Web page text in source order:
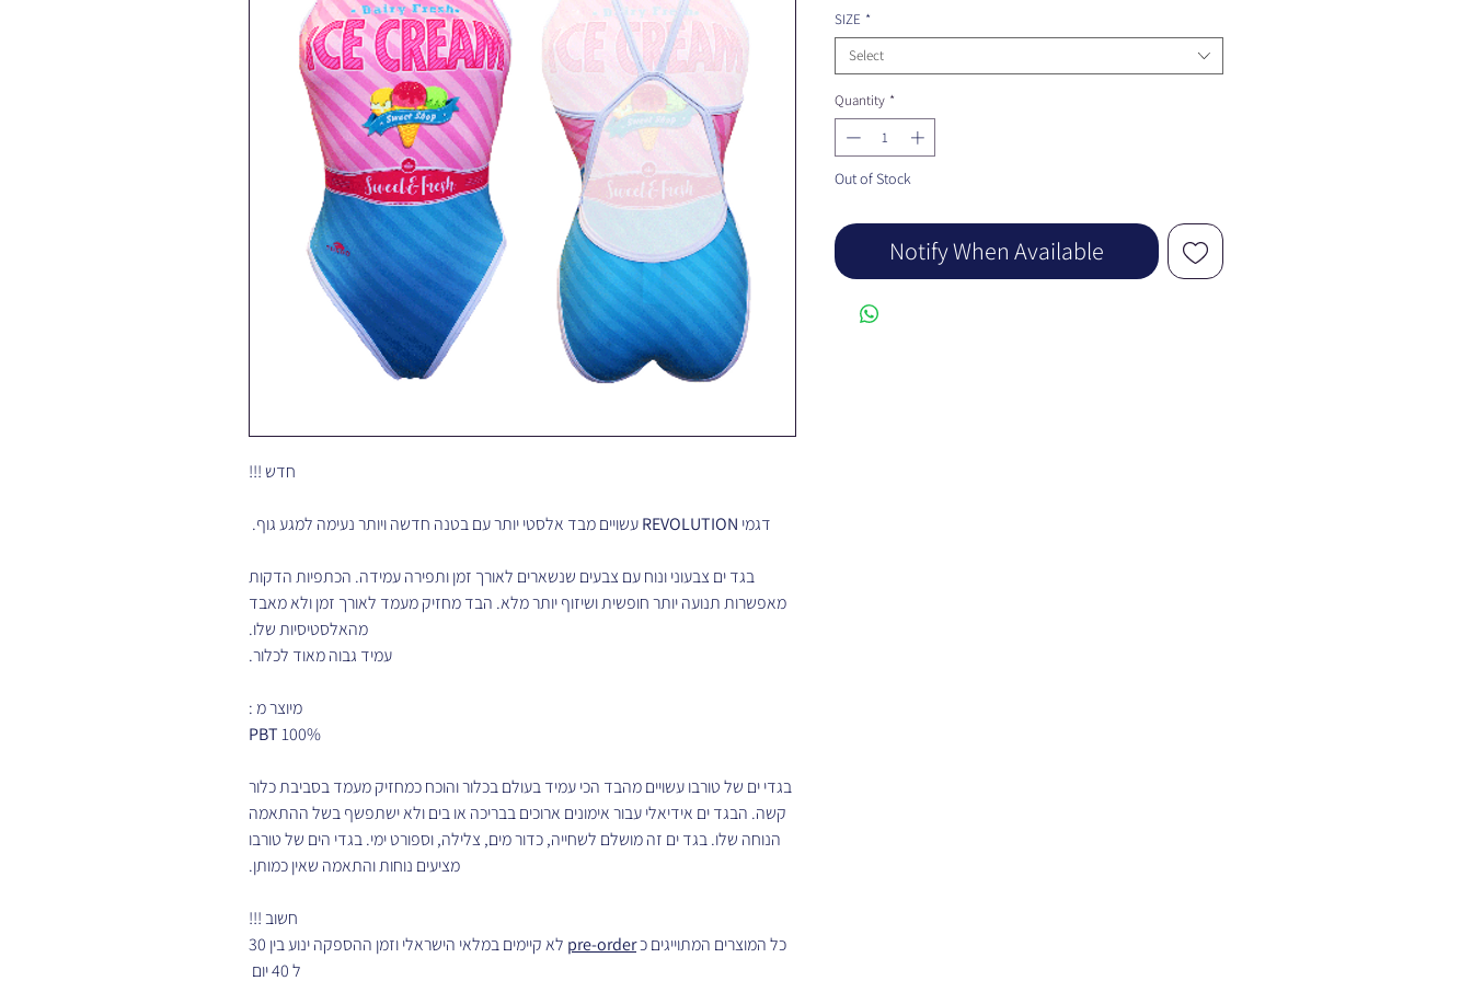
חדש !!!
דגמי REVOLUTIONעשויים מבד אלסטי יותר עם בטנה חדשה ויותר נעימה למגע גוף.
בגד ים צבעוני ונוח עם צבעים שנשארים לאורך זמן ותפירה עמידה. הכתפיות הדקות
מאפשרות תנועה יותר חופשית ושיזוף יותר מלא. הבד מחזיק מעמד לאורך זמן ולא מאבד
מהאלסטיסיות שלו.
עמיד גבוה מאוד לכלור.
מיוצר מ :
100%
PBT
בגדי ים של טורבו עשויים מהבד הכי עמיד בעולם בכלור והוכח כמחזיק מעמד בסביבת כלור
קשה. הבגד ים אידיאלי עבור אימונים ארוכים בבריכה או בים ולא ישתפשף בשל ההתאמה
הנוחה שלו. בגד ים זה מושלם לשחייה, כדור מים, צלילה, וספורט ימי. בגדי הים של טורבו
מציעים נוחות והתאמה שאין כמותן.
חשוב !!!
כל המוצרים המתוייגים כpre-order
לא קיימים במלאי הישראלי וזמן ההספקה ינוע בין 30
ל 40 יום
SIZE *
Select
Quantity *
Out of Stock
Notify When Available